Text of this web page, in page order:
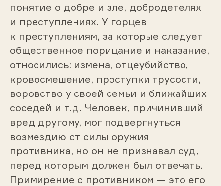
понятие о добре и зле, добродетелях
и преступлениях. У горцев
к преступлениям, за которые следует
общественное порицание и наказание,
относились: измена, отцеубийство,
кровосмешение, проступки трусости,
воровство у своей семьи и ближайших
соседей и т.д. Человек, причинивший
вред другому, мог подвергнуться
возмездию от силы оружия
противника, но он не признавал суд,
перед которым должен был отвечать.
Примирение с противником — это его